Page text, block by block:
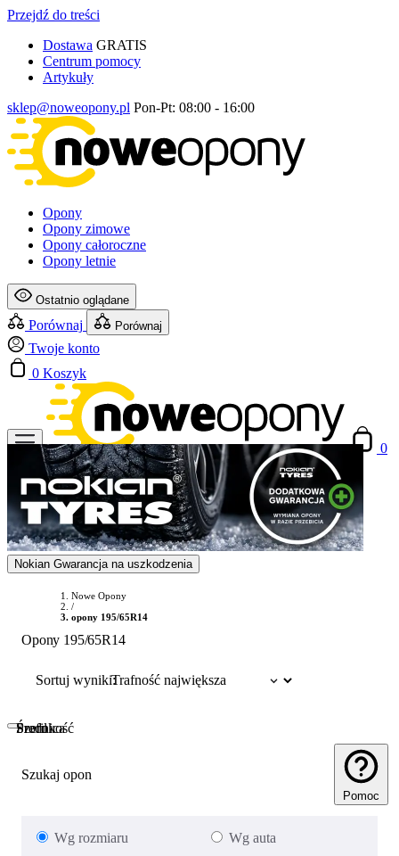
Przejdź do treści
Dostawa GRATIS
Centrum pomocy
Artykuły
sklep@noweopony.pl Pon-Pt: 08:00 - 16:00
Opony
Opony zimowe
Opony całoroczne
Opony letnie
Ostatnio oglądane
Porównaj Porównaj
Twoje konto
0 Koszyk
0
Nokian Gwarancja na uszkodzenia
Nowe Opony
/
opony 195/65R14
Opony 195/65R14
Sortuj wyniki:
Szukaj opon
Pomoc
Wg rozmiaru Wg auta
Szerokość
Profil
Średnica